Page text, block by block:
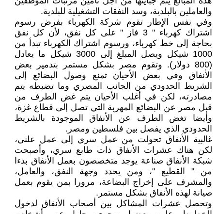
والعاملين بالبلدية، وسد النفقات التشغيلية للبلدية.
وفي نفس الإطار تقوم شركة الكهرباء بفرض رسوم
اشتراك كهرباء " 3 فاز " على كل نفق، لأن كل نفق
بحاجة إلى خط كهرباء، ورسوم اشتراك الكهرباء تبدأ من
1000 شيكل ويصل المبلغ إلى 3000 شيكل ما يعادل
(800 دولار). وتقوم مصر بشكل مستمر بتدمير بعض
الأنفاق وفي بعض الأحيان تمنع وصول البضائع إلى
الشريط الحدودي من الجانب المصري وما تضبطه يتم
مصادرته، لكن في أغلب الأحيان يتم غض الطرف من
قبل مصر عن البضائع المهربة التي تصل إلى قطاع غزة،
وأيضا تغض الطرف عن الأنفاق الموجودة بالشريط
الحدودي الذي يفصل بين فلسطين ومصر.
غالبية الأنفاق تحولت من عمل سري إلى عمل علني،
لكن هناك عشرات الأنفاق ذات طابع سري، وأصبحت
شبكة الأنفاق صناعة يوجد متخصصون بعمل الأنفاق بدءا
من " القطيع "، ومن يحدد وجهة النفق، والعامل،
والمشرف على إخراج البضاعة، مرورا بمن يقوم بعمل
صيانة لهذه الأنفاق بشكل مستمر.
وتحصل عشرات المشاكل بين أصحاب الأنفاق لدخول